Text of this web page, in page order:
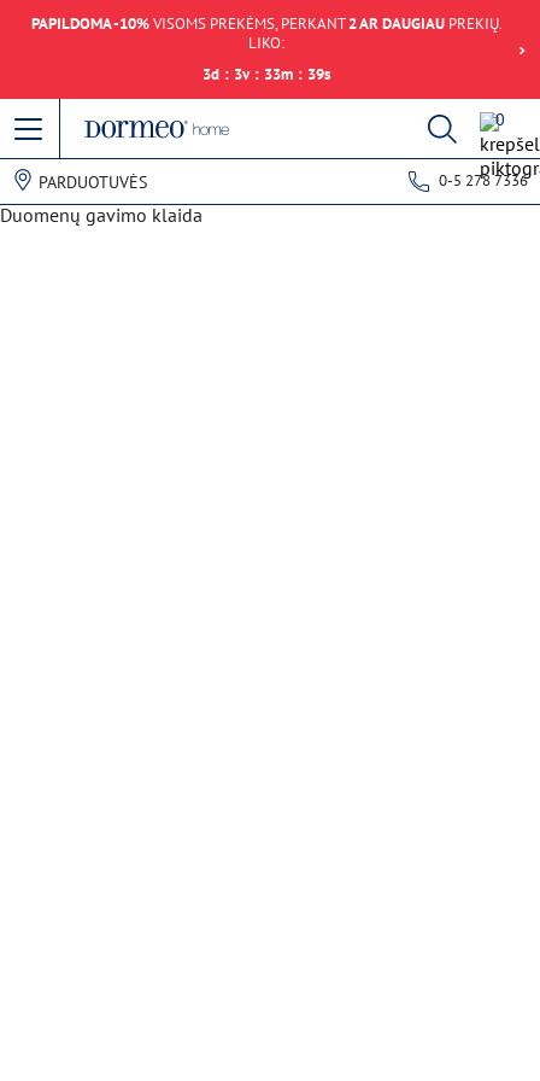
PAPILDOMA -10%VISOMS PREKĖMS, PERKANT2 AR DAUGIAUPREKIŲ.
LIKO:
3d : 3v : 33m : 39s
0
PARDUOTUVĖS 0-5 278 7336
Duomenų gavimo klaida